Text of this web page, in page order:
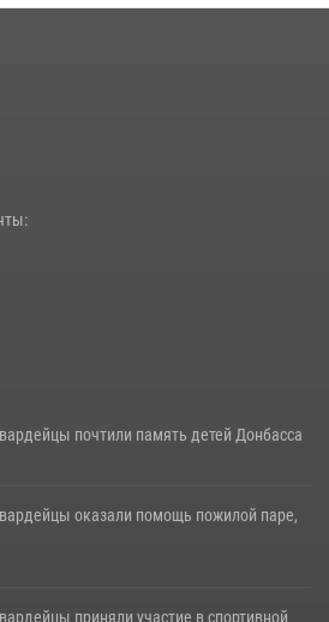
почтили память детей Донбасса
оказали помощь пожилой паре,
приняли участие в спортивной